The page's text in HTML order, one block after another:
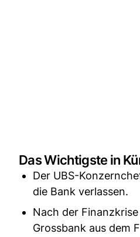
Das Wichtigste in
Der UBS-
die Bank verlassen.
Nach der
Grossbank aus dem